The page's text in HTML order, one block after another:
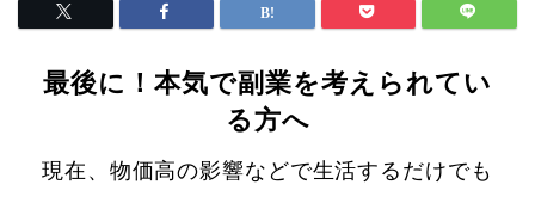
最後に！本気で副業を考えられてい
る方へ
現在、物価高の影響などで生活するだけでも